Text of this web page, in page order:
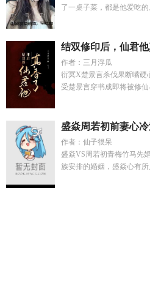
了一桌子菜，都是他爱吃的
结双修印后，仙君
作者：三月浮瓜
衍冥X楚景言杀伐果断嘴
受楚景言穿书成即将被修
盛焱周若初前妻心
作者：仙子很呆
盛焱VS周若初青梅竹马先
族安排的婚姻，盛焱心有